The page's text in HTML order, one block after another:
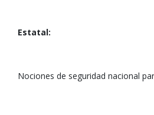
Estatal:
Nociones de seguridad nacional